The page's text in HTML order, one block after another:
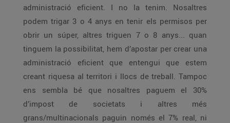
administració eficient. I no la tenim. Nosaltres
podem trigar 3 o 4 anys en tenir els permisos per
obrir un súper, altres triguen 7 o 8 anys... quan
tinguem la possibilitat, hem d’apostar per crear una
administració eficient que entengui que estem
creant riquesa al territori i llocs de treball. Tampoc
ens sembla bé que nosaltres paguem el 30%
d’impost de societats i altres més
grans/multinacionals paguin només el 7% real, ni